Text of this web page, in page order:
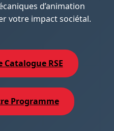
d’animation
votre impact sociétal.
RSE
Programme